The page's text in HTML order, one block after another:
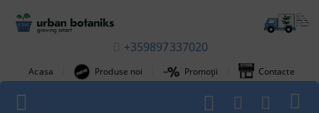
+359897337020
Acasa Produse noi Promoții Contacte